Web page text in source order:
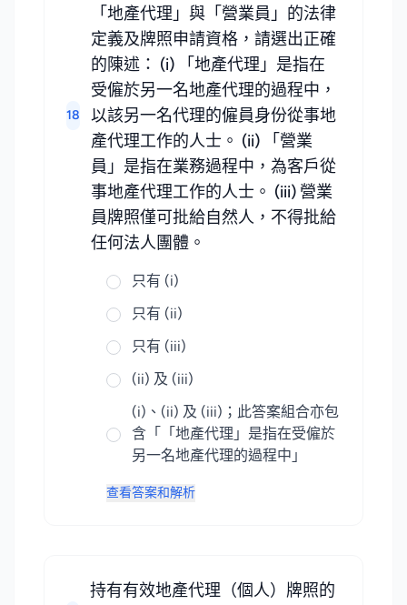
18
「地產代理」與「營業員」的法律
定義及牌照申請資格，請選出正確
的陳述： (i) 「地產代理」是指在
受僱於另一名地產代理的過程中，
以該另一名代理的僱員身份從事地
產代理工作的人士。 (ii) 「營業
員」是指在業務過程中，為客戶從
事地產代理工作的人士。 (iii) 營業
員牌照僅可批給自然人，不得批給
任何法人團體。
只有 (i)
只有 (ii)
只有 (iii)
(ii) 及 (iii)
(i)、(ii) 及 (iii)；此答案組合亦包
含「「地產代理」是指在受僱於
另一名地產代理的過程中」
查看答案和解析
持有有效地產代理（個人）牌照的